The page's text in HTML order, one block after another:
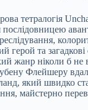
тетралогія
послідовницею
герой та
жанр ніколи б не
Флейшеру
який швидко
майстерно